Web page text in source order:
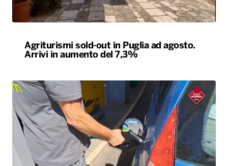
Agriturismi sold-out in Puglia ad agosto.
Arrivi in aumento del 7,3%